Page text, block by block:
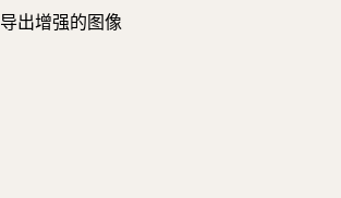
出增强的图像